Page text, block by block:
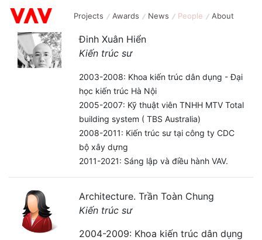
Projects Awards News People About
Đinh Xuân Hiển
Kiến trúc sư
2003-2008: Khoa kiến trúc dân dụng - Đại
học kiến trúc Hà Nội
2005-2007: Kỹ thuật viên TNHH MTV Total
building system ( TBS Australia)
2008-2011: Kiến trúc sư tại công ty CDC
bộ xây dựng
2011-2021: Sáng lập và điều hành VAV.
Architecture. Trần Toàn Chung
Kiến trúc sư
2004-2009: Khoa kiến trúc dân dụng